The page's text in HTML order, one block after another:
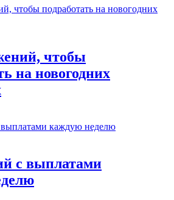
чтобы
на новогодних
с выплатами